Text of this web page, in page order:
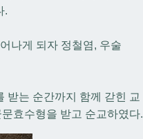
.
나게 되자 정철염, 우술
받는 순간까지 함께 갇힌 교
효수형을 받고 순교하였다.